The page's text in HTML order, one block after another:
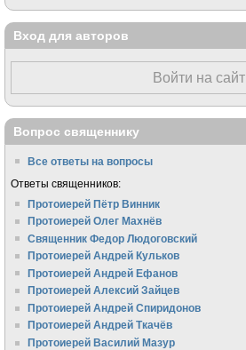
Вход для авторов
Войти на сайт
Вопрос священнику
Все ответы на вопросы
Ответы священников:
Протоиерей Пётр Винник
Протоиерей Олег Махнёв
Священник Федор Людоговский
Протоиерей Андрей Кульков
Протоиерей Андрей Ефанов
Протоиерей Алексий Зайцев
Протоиерей Андрей Спиридонов
Протоиерей Андрей Ткачёв
Протоиерей Василий Мазур